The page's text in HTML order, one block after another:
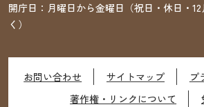
開庁日：月曜日から金曜日（祝日・休日・
く）
お問い合わせ サイトマップ
プ
著作権・リンクについて